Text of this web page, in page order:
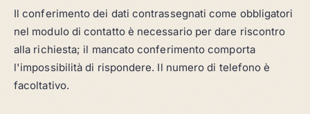
Il conferimento dei dati contrassegnati come obbligatori
nel modulo di contatto è necessario per dare riscontro
alla richiesta; il mancato conferimento comporta
l'impossibilità di rispondere. Il numero di telefono è
facoltativo.